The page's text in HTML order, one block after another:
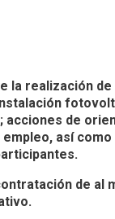
la realización
acciones de
así
de al